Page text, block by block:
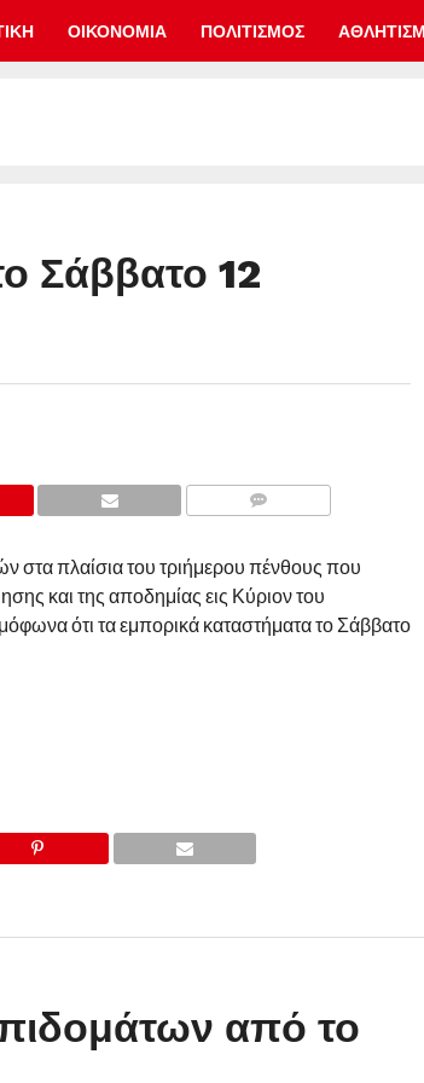
ΟΙΚΟΝΟΜΙΑ ΠΟΛΙΤΙΣΜΟΣ
Σάββατο 12
στα πλαίσια του τριήμερου πένθους που
και της αποδημίας εις Κύριον του
ότι τα εμπορικά καταστήματα το Σάββατο
από το